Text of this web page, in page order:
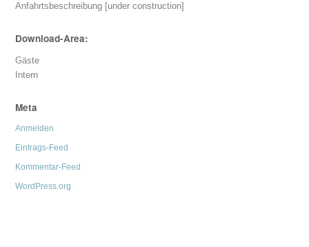
Anfahrtsbeschreibung [under construction]
Download-Area:
Gäste
Intern
Meta
Anmelden
Eintrags-Feed
Kommentar-Feed
WordPress.org